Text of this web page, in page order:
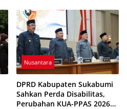
Pungutan
Nusantara
DPRD Kabupaten Sukabumi
Sahkan Perda Disabilitas,
Perubahan KUA-PPAS 2026